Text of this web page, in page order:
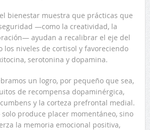
bienestar muestra que prácticas que
—como la creatividad, la
ayudan a recalibrar el eje del
los niveles de cortisol y favoreciendo
serotonina y dopamina.
un logro, por pequeño que sea,
de recompensa dopaminérgica,
y la corteza prefrontal medial.
solo produce placer momentáneo, sino
la memoria emocional positiva,